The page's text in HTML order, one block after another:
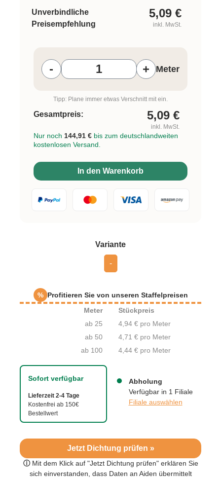
Jetzt Dichtung prüfen »
ⓘ Mit dem Klick auf "Jetzt Dichtung prüfen" erklären Sie
sich einverstanden, dass Daten an Aiden übermittelt
Sofort verfügbar
Lieferzeit 2-4 Tage
Kostenfrei ab 150€
Bestellwert
Abholung
Verfügbar in 1 Filiale
Filiale auswählen
Varianteauswählen
-
% Profitieren Sie von unseren Staffelpreisen
Meter
Stückpreis
ab 25
4,94 € pro Meter
ab 50
4,71 € pro Meter
ab 100
4,44 € pro Meter
Unverbindliche
Preisempfehlung
5,09 €
inkl. MwSt.
- + Meter
Tipp: Plane immer etwas Verschnitt mit ein.
Gesamtpreis: 5,09 €
inkl. MwSt.
Nur noch 144,91 € bis zum deutschlandweiten
kostenlosen Versand.
In den Warenkorb